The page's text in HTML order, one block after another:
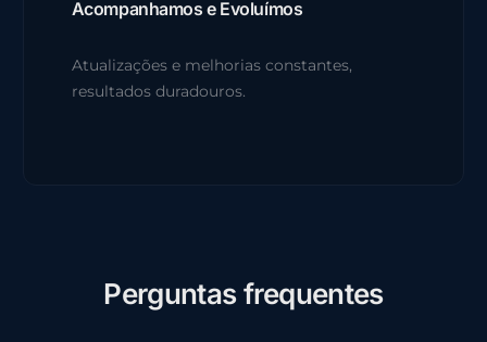
Acompanhamos e Evoluímos
Atualizações e melhorias constantes,
resultados duradouros.
Perguntas frequentes